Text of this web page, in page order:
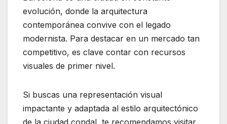
evolución, donde la arquitectura
contemporánea convive con el legado
modernista. Para destacar en un mercado tan
competitivo, es clave contar con recursos
visuales de primer nivel.
Si buscas una representación visual
impactante y adaptada al estilo arquitectónico